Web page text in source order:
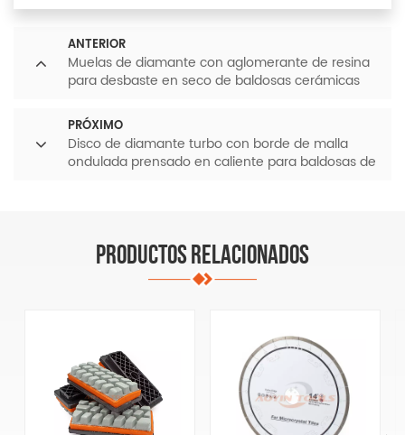
ANTERIOR
Muelas de diamante con aglomerante de resina
para desbaste en seco de baldosas cerámicas
PRÓXIMO
Disco de diamante turbo con borde de malla
ondulada prensado en caliente para baldosas de
PRODUCTOS RELACIONADOS